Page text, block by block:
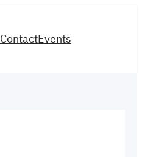
ContactEvents